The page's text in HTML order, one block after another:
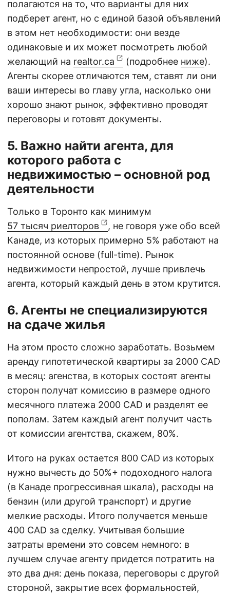
полагаются на то, что варианты для них
подберет агент, но с единой базой объявлений
в этом нет необходимости: они везде
одинаковые и их может посмотреть любой
желающий на realtor.ca (подробнее ниже).
Агенты скорее отличаются тем, ставят ли они
ваши интересы во главу угла, насколько они
хорошо знают рынок, эффективно проводят
переговоры и готовят документы.
5. Важно найти агента, для
которого работа с
недвижимостью – основной род
деятельности
Только в Торонто как минимум
57 тысяч риелторов
, не говоря уже обо всей
Канаде, из которых примерно 5% работают на
постоянной основе (full-time). Рынок
недвижимости непростой, лучше привлечь
агента, который каждый день в этом крутится.
6. Агенты не специализируются
на сдаче жилья
На этом просто сложно заработать. Возьмем
аренду гипотетической квартиры за 2000 CAD
в месяц: агенства, в которых состоят агенты
сторон получат комиссию в размере одного
месячного платежа 2000 CAD и разделят ее
пополам. Затем каждый агент получит часть
от комиссии агентства, скажем, 80%.
Итого на руках остается 800 CAD из которых
нужно вычесть до 50%+ подоходного налога
(в Канаде прогрессивная шкала), расходы на
бензин (или другой транспорт) и другие
мелкие расходы. Итого получается меньше
400 CAD за сделку. Учитывая большие
затраты времени это совсем немного: в
лучшем случае агенту придется потратить на
это два дня: день показа, переговоры с другой
стороной, закрытие всех формальностей,